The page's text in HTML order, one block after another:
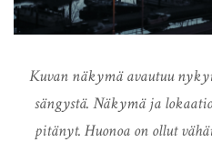
Kuvan näkymä avautuu
sängystä. Näkymä ja
pitänyt. Huonoa on ollut